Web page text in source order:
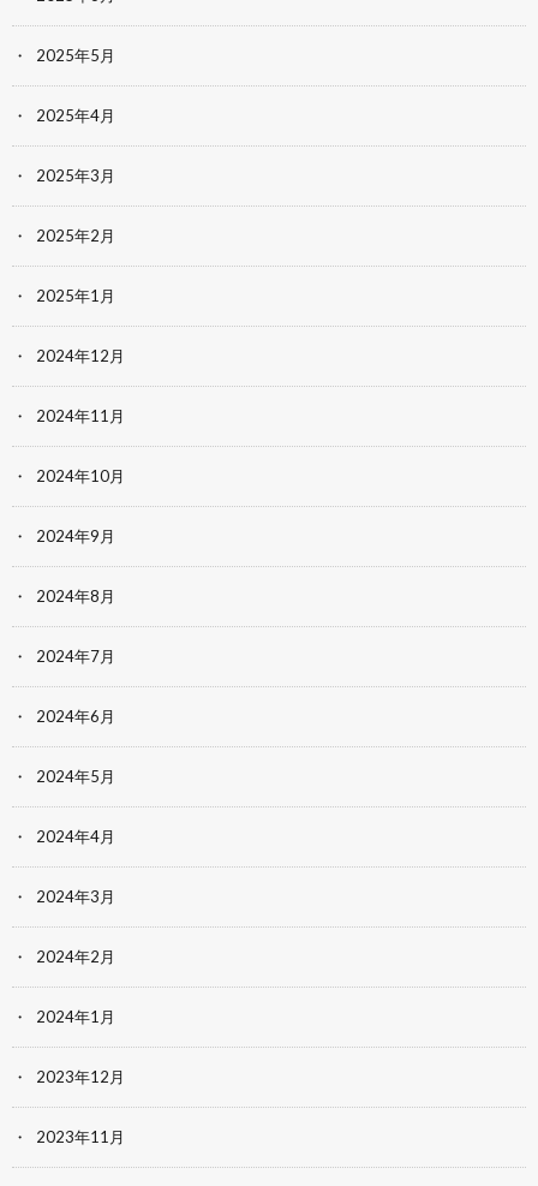
2025年5月
2025年4月
2025年3月
2025年2月
2025年1月
2024年12月
2024年11月
2024年10月
2024年9月
2024年8月
2024年7月
2024年6月
2024年5月
2024年4月
2024年3月
2024年2月
2024年1月
2023年12月
2023年11月